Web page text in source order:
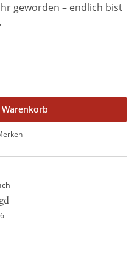
geworden – endlich bist